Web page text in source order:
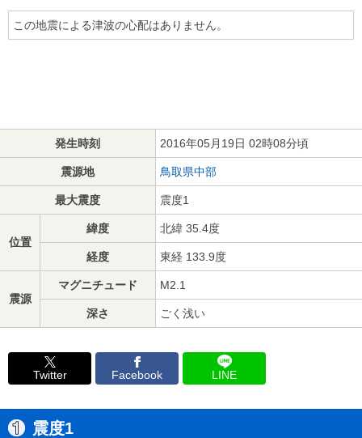
この地震による津波の心配はありません。
発生時刻 2016年05月19日 02時08分頃
震源地 鳥取県中部
最大震度 震度1
位置
緯度 北緯 35.4度
経度 東経 133.9度
震源
マグニチュード M2.1
深さ ごく浅い
Twitter Facebook LINE
震度1